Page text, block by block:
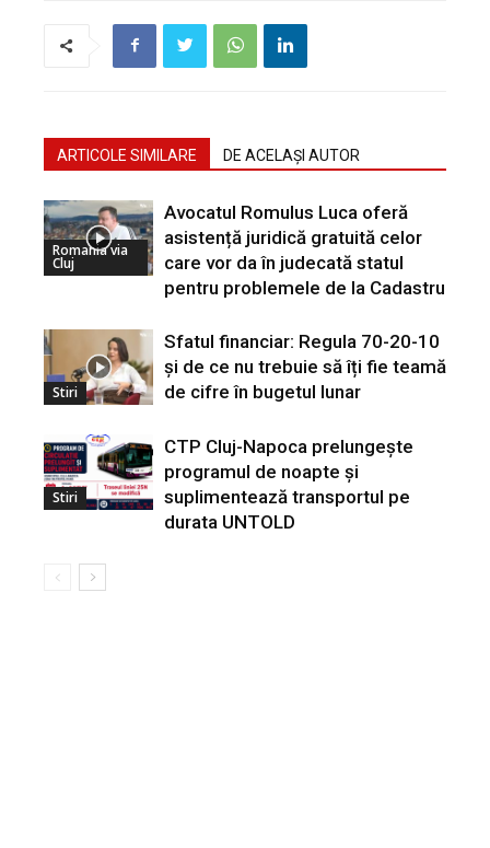
ARTICOLE SIMILARE DE ACELAȘI AUTOR
Romania via
Cluj
Avocatul Romulus Luca oferă
asistență juridică gratuită celor
care vor da în judecată statul
pentru problemele de la Cadastru
Stiri
Sfatul financiar: Regula 70-20-10
și de ce nu trebuie să îți fie teamă
de cifre în bugetul lunar
Stiri
CTP Cluj-Napoca prelungește
programul de noapte și
suplimentează transportul pe
durata UNTOLD